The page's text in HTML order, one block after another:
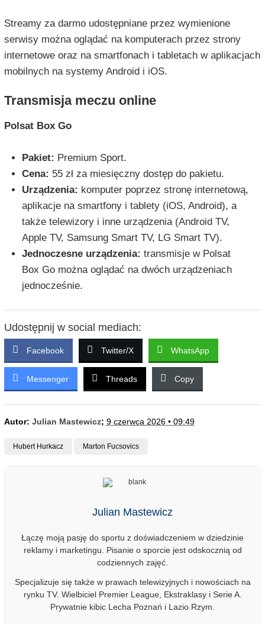
Streamy za darmo udostępniane przez wymienione
serwisy można oglądać na komputerach przez strony
internetowe oraz na smartfonach i tabletach w aplikacjach
mobilnych na systemy Android i iOS.
Transmisja meczu online
Polsat Box Go
Pakiet: Premium Sport.
Cena: 55 zł za miesięczny dostęp do pakietu.
Urządzenia: komputer poprzez stronę internetową,
aplikacje na smartfony i tablety (iOS, Android), a
także telewizory i inne urządzenia (Android TV,
Apple TV, Samsung Smart TV, LG Smart TV).
Jednoczesne urządzenia: transmisje w Polsat
Box Go można oglądać na dwóch urządzeniach
jednocześnie.
Udostępnij w social mediach:
Facebook Twitter/X WhatsApp
Messenger Threads Copy
Autor: Julian Mastewicz; 9 czerwca 2026 • 09:49
Hubert Hurkacz Marton Fucsovics
Julian Mastewicz
Łączę moją pasję do sportu z doświadczeniem w dziedzinie
reklamy i marketingu. Pisanie o sporcie jest odskocznią od
codziennych zajęć.
Specjalizuje się także w prawach telewizyjnych i nowościach na
rynku TV. Wielbiciel Premier League, Ekstraklasy i Serie A.
Prywatnie kibic Lecha Poznań i Lazio Rzym.